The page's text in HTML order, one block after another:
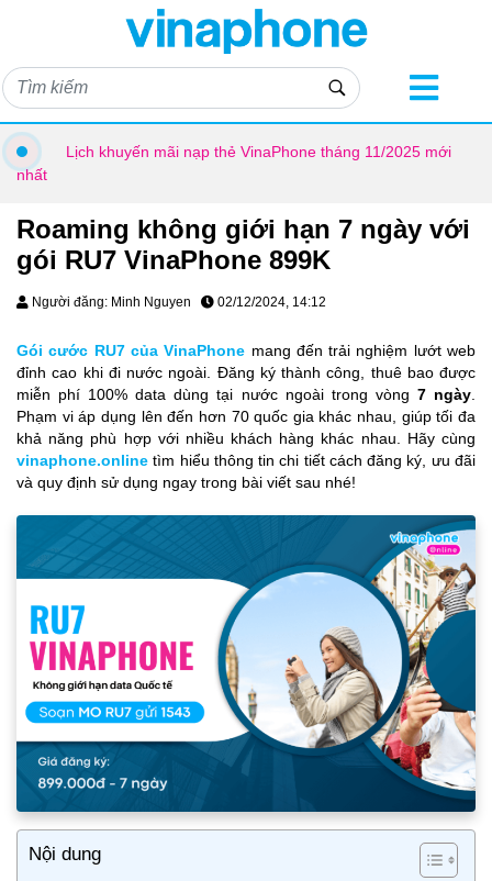
Lịch khuyến mãi nạp thẻ VinaPhone tháng 11/2025 mới
nhất
Roaming không giới hạn 7 ngày với
gói RU7 VinaPhone 899K
Người đăng: Minh Nguyen 02/12/2024, 14:12
Gói cước RU7 của VinaPhone mang đến trải nghiệm lướt web
đỉnh cao khi đi nước ngoài. Đăng ký thành công, thuê bao được
miễn phí 100% data dùng tại nước ngoài trong vòng 7 ngày
Phạm vi áp dụng lên đến hơn 70 quốc gia khác nhau, giúp tối đa
khả năng phù hợp với nhiều khách hàng khác nhau. Hãy cùng
vinaphone.online tìm hiểu thông tin chi tiết cách đăng ký, ưu đãi
và quy định sử dụng ngay trong bài viết sau nhé!
Nội dung